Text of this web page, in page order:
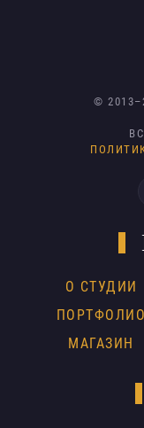
© 2013–
О СТУДИИ
ПОРТФОЛИО
МАГАЗИН